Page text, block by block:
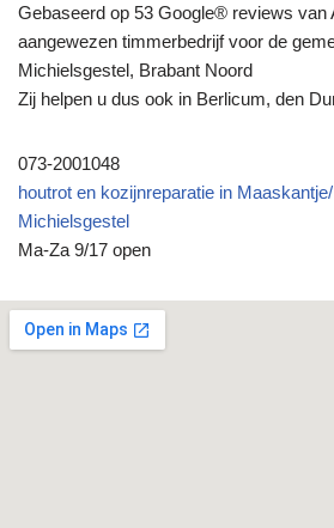
Gebaseerd op 53 Google® reviews
aangewezen timmerbedrijf voor de
Michielsgestel, Brabant Noord
Zij helpen u dus ook in Berlicum, den
073-2001048
houtrot en kozijnreparatie in
Michielsgestel
Ma-Za 9/17 open